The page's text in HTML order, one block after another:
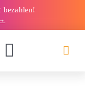
bezahlen!
Toggle